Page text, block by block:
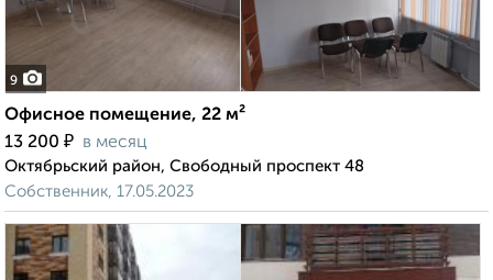
9
Офисное помещение, 22 м²
13 200 ₽ в месяц
Октябрьский район, Свободный проспект 48
Собственник, 17.05.2023